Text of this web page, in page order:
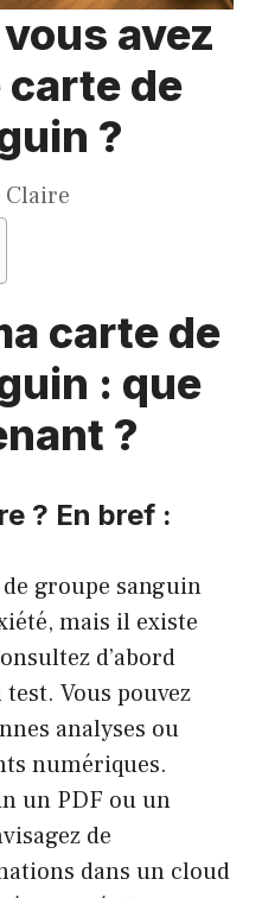
avez
de
?
Claire
carte de
: que
?
? En bref :
groupe sanguin
mais il existe
d’abord
Vous pouvez
analyses ou
numériques.
un PDF ou un
de
dans un cloud